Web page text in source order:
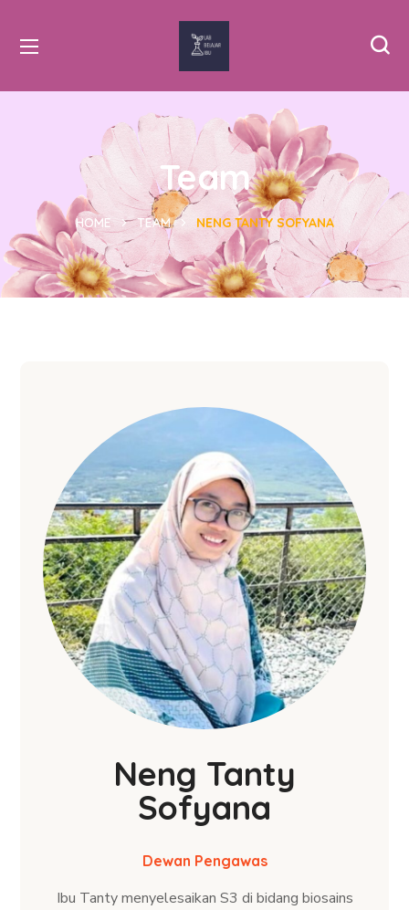
Team
HOME TEAM NENG TANTY SOFYANA
Neng Tanty
Sofyana
Dewan Pengawas
Ibu Tanty menyelesaikan S3 di bidang biosains